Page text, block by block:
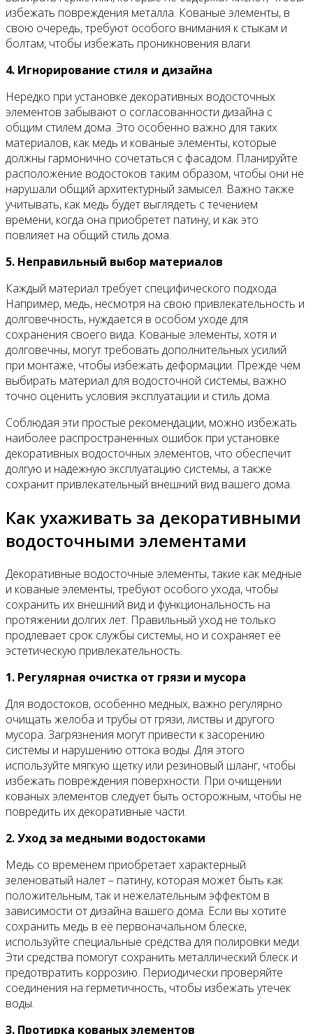
избежать повреждения металла. Кованые элементы, в
свою очередь, требуют особого внимания к стыкам и
болтам, чтобы избежать проникновения влаги.
4. Игнорирование стиля и дизайна
Нередко при установке декоративных водосточных
элементов забывают о согласованности дизайна с
общим стилем дома. Это особенно важно для таких
материалов, как медь и кованые элементы, которые
должны гармонично сочетаться с фасадом. Планируйте
расположение водостоков таким образом, чтобы они не
нарушали общий архитектурный замысел. Важно также
учитывать, как медь будет выглядеть с течением
времени, когда она приобретет патину, и как это
повлияет на общий стиль дома.
5. Неправильный выбор материалов
Каждый материал требует специфического подхода.
Например, медь, несмотря на свою привлекательность и
долговечность, нуждается в особом уходе для
сохранения своего вида. Кованые элементы, хотя и
долговечны, могут требовать дополнительных усилий
при монтаже, чтобы избежать деформации. Прежде чем
выбирать материал для водосточной системы, важно
точно оценить условия эксплуатации и стиль дома.
Соблюдая эти простые рекомендации, можно избежать
наиболее распространенных ошибок при установке
декоративных водосточных элементов, что обеспечит
долгую и надежную эксплуатацию системы, а также
сохранит привлекательный внешний вид вашего дома.
Как ухаживать за декоративными
водосточными элементами
Декоративные водосточные элементы, такие как медные
и кованые элементы, требуют особого ухода, чтобы
сохранить их внешний вид и функциональность на
протяжении долгих лет. Правильный уход не только
продлевает срок службы системы, но и сохраняет её
эстетическую привлекательность.
1. Регулярная очистка от грязи и мусора
Для водостоков, особенно медных, важно регулярно
очищать желоба и трубы от грязи, листвы и другого
мусора. Загрязнения могут привести к засорению
системы и нарушению оттока воды. Для этого
используйте мягкую щетку или резиновый шланг, чтобы
избежать повреждения поверхности. При очищении
кованых элементов следует быть осторожным, чтобы не
повредить их декоративные части.
2. Уход за медными водостоками
Медь со временем приобретает характерный
зеленоватый налет – патину, которая может быть как
положительным, так и нежелательным эффектом в
зависимости от дизайна вашего дома. Если вы хотите
сохранить медь в её первоначальном блеске,
используйте специальные средства для полировки меди.
Эти средства помогут сохранить металлический блеск и
предотвратить коррозию. Периодически проверяйте
соединения на герметичность, чтобы избежать утечек
воды.
3. Протирка кованых элементов